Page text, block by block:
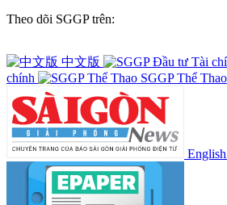
Theo dõi SGGP trên:
中文版
chính
SGGP Thể Thao